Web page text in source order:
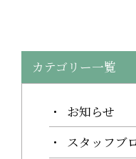
カテゴリー一覧
お知らせ
スタッフブ